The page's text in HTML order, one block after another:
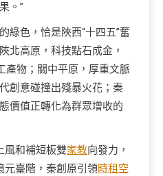
。”
綠色，恰是陜西“十四五”奮
北高原，科技點石成金，
產物；關中平原，厚重文脈
創意碰撞出殘暴火花；秦
價值正轉化為群眾增收的
風和補短板雙家教向發力，
元臺階，秦創原引領時租空